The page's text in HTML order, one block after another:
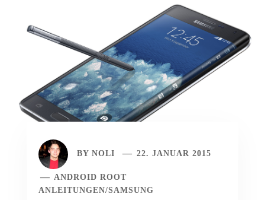
BY NOLI 22. JANUAR 2015
ANDROID ROOT
ANLEITUNGEN/SAMSUNG